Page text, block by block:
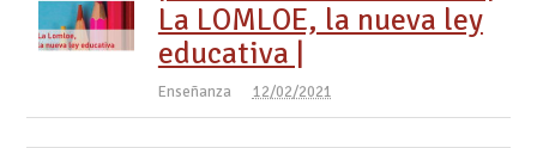
La LOMLOE, la nueva ley
educativa |
Enseñanza 12/02/2021